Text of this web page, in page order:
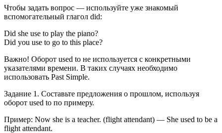
Чтобы задать вопрос — используйте уже знакомый
вспомогательный глагол did:
Did she use to play the piano?
Did you use to go to this place?
Важно! Оборот used to не используется с конкретными
указателями времени. В таких случаях необходимо
использовать Past Simple.
Задание 1. Составьте предложения о прошлом, используя
оборот used to по примеру.
Пример: Now she is a teacher. (flight attendant) — She used to be a
flight attendant.